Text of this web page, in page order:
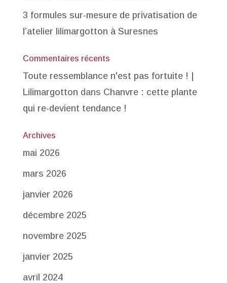
3 formules sur-mesure de privatisation de
l’atelier lilimargotton à Suresnes
Commentaires récents
Toute ressemblance n'est pas fortuite ! |
Lilimargotton dans Chanvre : cette plante
qui re-devient tendance !
Archives
mai 2026
mars 2026
janvier 2026
décembre 2025
novembre 2025
janvier 2025
avril 2024